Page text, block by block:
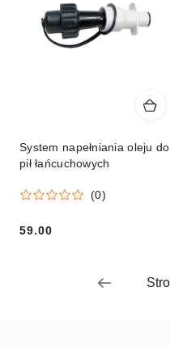
System napełniania oleju do
pił łańcuchowych
(0)
Cena:
59.00